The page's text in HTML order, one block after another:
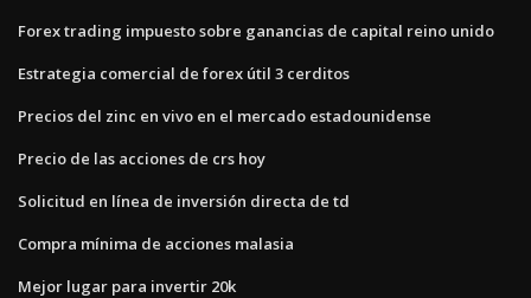
Forex trading impuesto sobre ganancias de capital reino unido
Estrategia comercial de forex útil 3 cerditos
Precios del zinc en vivo en el mercado estadounidense
Precio de las acciones de crs hoy
Solicitud en línea de inversión directa de td
Compra mínima de acciones malasia
Mejor lugar para invertir 20k